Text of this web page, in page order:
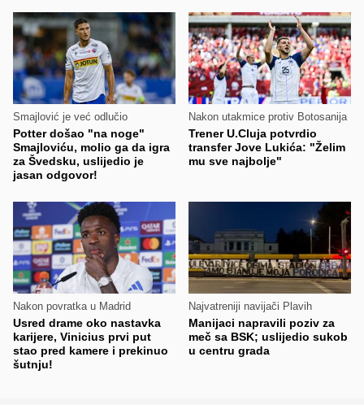
Smajlović je već odlučio
Potter došao "na noge"
Smajloviću, molio ga da igra
za Švedsku, uslijedio je
jasan odgovor!
Nakon utakmice protiv Botosanija
Trener U.Cluja potvrdio
transfer Jove Lukića: "Želim
mu sve najbolje"
Nakon povratka u Madrid
Usred drame oko nastavka
karijere, Vinicius prvi put
stao pred kamere i prekinuo
šutnju!
Najvatreniji navijači Plavih
Manijaci napravili poziv za
meč sa BSK; uslijedio sukob
u centru grada